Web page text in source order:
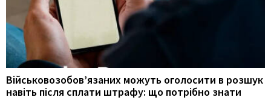
Військовозобов’язаних можуть оголосити в розшук
навіть після сплати штрафу: що потрібно знати